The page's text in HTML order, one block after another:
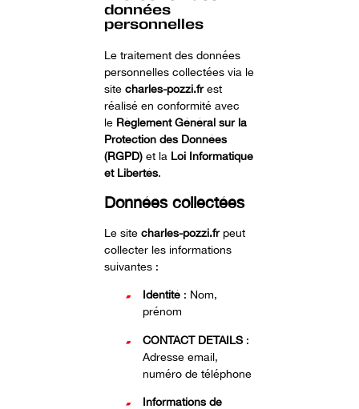
données
personnelles
Le traitement des données
personnelles collectées via le
site charles-pozzi.frest
réalisé en conformité avec
le Règlement Général sur la
Protection des Données
(RGPD) et la Loi Informatique
et Libertés.
Données collectées
Le site charles-pozzi.frpeut
collecter les informations
suivantes :
Identité : Nom,
prénom
CONTACT DETAILS :
Adresse email,
numéro de téléphone
Informations de